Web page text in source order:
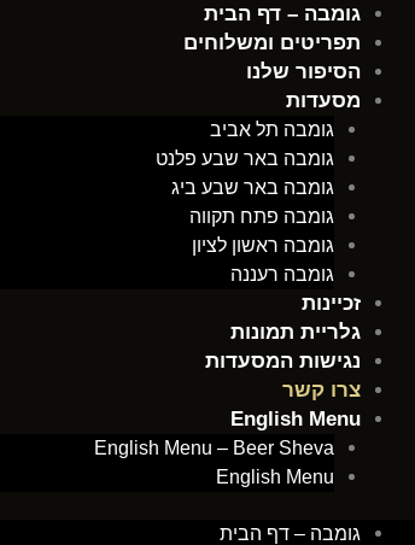
דילוג
לתוכן
גומבה – דף הבית
תפריטים ומשלוחים
הסיפור שלנו
מסעדות
גומבה תל אביב
גומבה באר שבע פלנט
גומבה באר שבע ביג
גומבה פתח תקווה
גומבה ראשון לציון
גומבה רעננה
זכיינות
גלריית תמונות
נגישות המסעדות
צרו קשר
English Menu
English Menu – Beer Sheva
English Menu
גומבה – דף הבית